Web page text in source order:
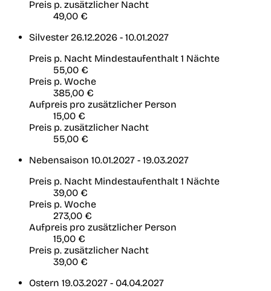
Preis p. zusätzlicher Nacht
49,00 €
Silvester 26.12.2026 - 10.01.2027
Preis p. Nacht Mindestaufenthalt 1 Nächte
55,00 €
Preis p. Woche
385,00 €
Aufpreis pro zusätzlicher Person
15,00 €
Preis p. zusätzlicher Nacht
55,00 €
Nebensaison 10.01.2027 - 19.03.2027
Preis p. Nacht Mindestaufenthalt 1 Nächte
39,00 €
Preis p. Woche
273,00 €
Aufpreis pro zusätzlicher Person
15,00 €
Preis p. zusätzlicher Nacht
39,00 €
Ostern 19.03.2027 - 04.04.2027